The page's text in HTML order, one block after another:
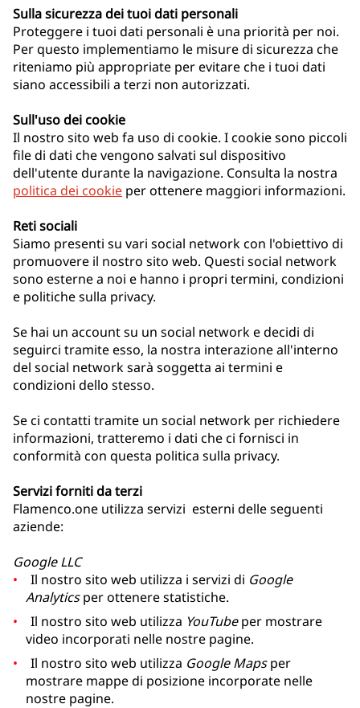
Sulla sicurezza dei tuoi dati personali
Proteggere i tuoi dati personali è una priorità per noi.
Per questo implementiamo le misure di sicurezza che
riteniamo più appropriate per evitare che i tuoi dati
siano accessibili a terzi non autorizzati.
Sull'uso dei cookie
Il nostro sito web fa uso di cookie. I cookie sono piccoli
file di dati che vengono salvati sul dispositivo
dell'utente durante la navigazione. Consulta la nostra
politica dei cookie per ottenere maggiori informazioni.
Reti sociali
Siamo presenti su vari social network con l'obiettivo di
promuovere il nostro sito web. Questi social network
sono esterne a noi e hanno i propri termini, condizioni
e politiche sulla privacy.
Se hai un account su un social network e decidi di
seguirci tramite esso, la nostra interazione all'interno
del social network sarà soggetta ai termini e
condizioni dello stesso.
Se ci contatti tramite un social network per richiedere
informazioni, tratteremo i dati che ci fornisci in
conformità con questa politica sulla privacy.
Servizi forniti da terzi
Flamenco.one utilizza servizi esterni delle seguenti
aziende:
Google LLC
Il nostro sito web utilizza i servizi di Google
Analyticsper ottenere statistiche.
Il nostro sito web utilizza YouTubeper mostrare
video incorporati nelle nostre pagine.
Il nostro sito web utilizza Google Mapsper
mostrare mappe di posizione incorporate nelle
nostre pagine.